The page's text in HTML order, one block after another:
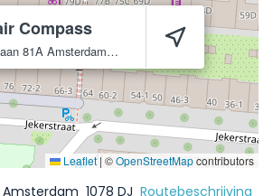
Compass
81A Amsterdam 1078 DJ
Leaflet | ©OpenStreetMapcontributors
Amsterdam 1078 DJ Routebeschrijving